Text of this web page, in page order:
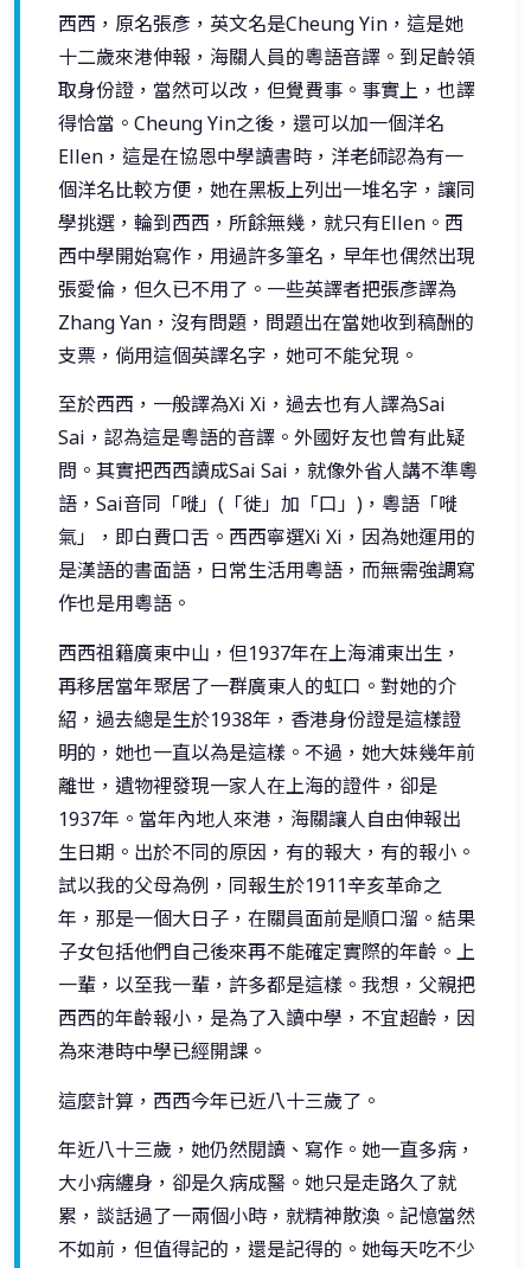
西西，原名張彥，英文名是Cheung Yin，這是她
十二歲來港伸報，海關人員的粵語音譯。到足齡領
取身份證，當然可以改，但覺費事。事實上，也譯
得恰當。Cheung Yin之後，還可以加一個洋名
Ellen，這是在協恩中學讀書時，洋老師認為有一
個洋名比較方便，她在黑板上列出一堆名字，讓同
學挑選，輪到西西，所餘無幾，就只有Ellen。西
西中學開始寫作，用過許多筆名，早年也偶然出現
張愛倫，但久已不用了。一些英譯者把張彥譯為
Zhang Yan，沒有問題，問題出在當她收到稿酬的
支票，倘用這個英譯名字，她可不能兌現。
至於西西，一般譯為Xi Xi，過去也有人譯為Sai
Sai，認為這是粵語的音譯。外國好友也曾有此疑
問。其實把西西讀成Sai Sai，就像外省人講不準粵
語，Sai音同「嘥」(「徙」加「口」)，粵語「嘥
氣」，即白費口舌。西西寧選Xi Xi，因為她運用的
是漢語的書面語，日常生活用粵語，而無需強調寫
作也是用粵語。
西西祖籍廣東中山，但1937年在上海浦東出生，
再移居當年聚居了一群廣東人的虹口。對她的介
紹，過去總是生於1938年，香港身份證是這樣證
明的，她也一直以為是這樣。不過，她大妹幾年前
離世，遺物裡發現一家人在上海的證件，卻是
1937年。當年內地人來港，海關讓人自由伸報出
生日期。出於不同的原因，有的報大，有的報小。
試以我的父母為例，同報生於1911辛亥革命之
年，那是一個大日子，在關員面前是順口溜。結果
子女包括他們自己後來再不能確定實際的年齡。上
一輩，以至我一輩，許多都是這樣。我想，父親把
西西的年齡報小，是為了入讀中學，不宜超齡，因
為來港時中學已經開課。
這麼計算，西西今年已近八十三歲了。
年近八十三歲，她仍然閱讀、寫作。她一直多病，
大小病纏身，卻是久病成醫。她只是走路久了就
累，談話過了一兩個小時，就精神散渙。記憶當然
不如前，但值得記的，還是記得的。她每天吃不少